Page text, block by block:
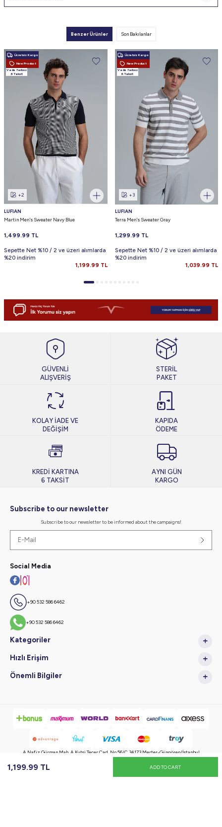
1,199.99 TL ADD TO CART
Benzer Ürünler Son Bakılanlar
Ücretsiz Kargo
New Product
Vade farksız
6 Taksit
+2
LUFIAN
Martin Men's Sweater Navy Blue
1,499.99 TL
Sepette Net %10 / 2 ve üzeri alımlarda
%20 indirim
1,199.99 TL
Ücretsiz Kargo
New Product
Vade farksız
6 Taksit
+3
LUFIAN
Terra Men's Sweater Gray
1,299.99 TL
Sepette Net %10 / 2 ve üzeri alımlarda
%20 indirim
1,039.99 TL
GÜVENLİ
ALIŞVERİŞ
STERİL
PAKET
KOLAY İADE VE
DEĞİŞİM
KAPIDA
ÖDEME
KREDİ KARTINA
6 TAKSİT
AYNI GÜN
KARGO
Subscribe to our newsletter
Subscribe to our newsletter to be informed about the campaigns!
Social Media
+90 532 586 6462
+90 532 586 6462
Kategoriler
Hızlı Erişim
Önemli Bilgiler
A.Nafiz Gürman Mah. A.Kutsi Tecer Cad. No:56/C 34173 Merter-Güngören/İstanbul